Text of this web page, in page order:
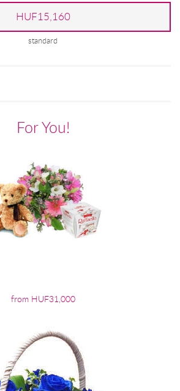
HUF15,160
standard
For You!
from HUF31,000